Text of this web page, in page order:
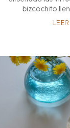
bizcochito